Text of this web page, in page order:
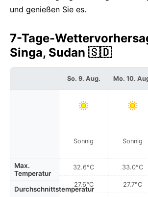
und genießen Sie es.
7-Tage-
Singa, Sudan 🇸🇩
Max.
Temperatur
Durchschnittstemperatur
So. 9. Aug.
Sonnig
32.6°C
27.6°C
Mo. 10.
Sonnig
33.0°C
27.7°C